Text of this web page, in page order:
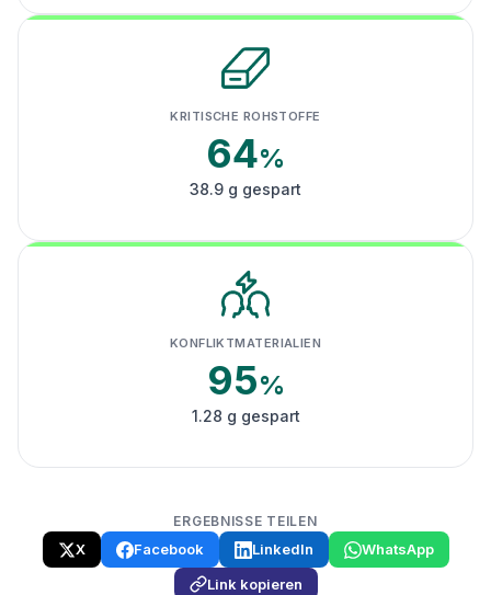
KRITISCHE ROHSTOFFE
64%
38.9 g gespart
KONFLIKTMATERIALIEN
95%
1.28 g gespart
ERGEBNISSE TEILEN
X Facebook LinkedIn
WhatsApp
Link kopieren